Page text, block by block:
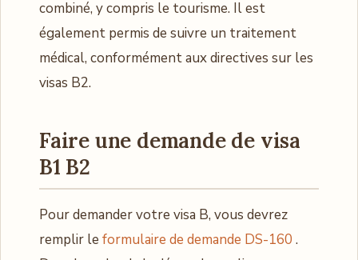
combiné, y compris le tourisme. Il est
également permis de suivre un traitement
médical, conformément aux directives sur les
visas B2.
Faire une demande de visa
B1 B2
Pour demander votre visa B, vous devrez
remplir le formulaire de demande DS-160 .